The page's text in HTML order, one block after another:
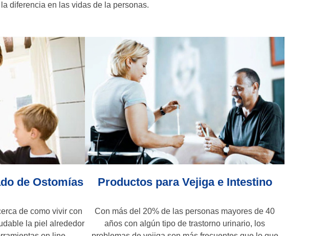
diferencia en las vidas de la personas.
de Ostomías
de como vivir con
la piel alrededor
Productos para Vejiga e Intestino
Con más del 20% de las personas mayores de 40
años con algún tipo de trastorno urinario, los